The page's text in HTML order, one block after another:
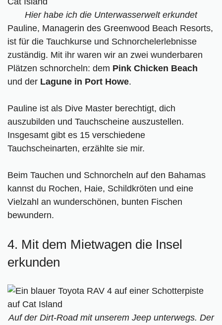
Hier habe ich die Unterwasserwelt erkundet
Pauline, Managerin des Greenwood Beach Resorts,
ist für die Tauchkurse und Schnorchelerlebnisse
zuständig. Mit ihr waren wir an zwei wunderbaren
Plätzen schnorcheln: dem Pink Chicken Beach
und der Lagune in Port Howe.
Pauline ist als Dive Master berechtigt, dich
auszubilden und Tauchscheine auszustellen.
Insgesamt gibt es 15 verschiedene
Tauchscheinarten, erzählte sie mir.
Beim Tauchen und Schnorcheln auf den Bahamas
kannst du Rochen, Haie, Schildkröten und eine
Vielzahl an wunderschönen, bunten Fischen
bewundern.
4. Mit dem Mietwagen die Insel
erkunden
Auf der Dirt-Road mit unserem Jeep unterwegs. Der